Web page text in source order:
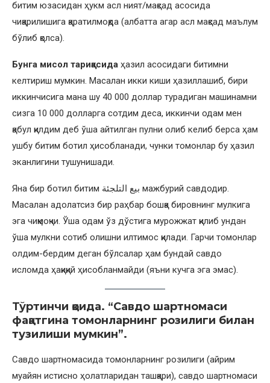
битим юзасидан ҳукм асл ният/мақсад асосида
чиқарилишига қаратилмоқда (албатта агар асл мақсад маълум
бўлиб қолса).
Бунга мисол тариқасида ҳазил асосидаги битимни
келтириш мумкин. Масалан икки киши ҳазиллашиб, бири
иккинчисига мана шу 40 000 доллар турадиган машинамни
сизга 10 000 долларга сотдим деса, иккинчи одам мен
қабул қилдим деб ўша айтилган пулни олиб келиб берса ҳам
ушбу битим ботил ҳисобланади, чунки томонлар бу ҳазил
эканлигини тушунишади.
Яна бир ботил битим بيع التلجئة мажбурий савдодир.
Масалан адолатсиз бир раҳбар бошқа бировнинг мулкига
эга чиқмоқчи. Ўша одам ўз дўстига мурожжат қилиб ундан
ўша мулкни сотиб олишни илтимос қилади. Гарчи томонлар
олдим-бердим деган бўлсалар ҳам бундай савдо
исломда ҳақиқий ҳисобланмайди (яъни кучга эга эмас).
Тўртинчи қоида. “Савдо шартномаси
фақатгина томонларнинг розилиги билан
тузилиши мумкин”.
Савдо шартномасида томонларнинг розилиги (айрим
муайян истисно ҳолатларидан ташқари), савдо шартномаси